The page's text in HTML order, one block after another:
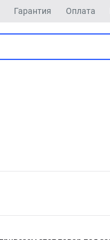
Гарантия Оплата